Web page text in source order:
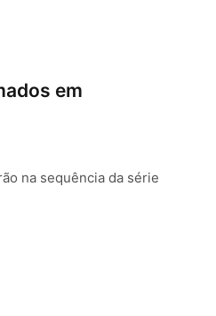
em
na sequência da série